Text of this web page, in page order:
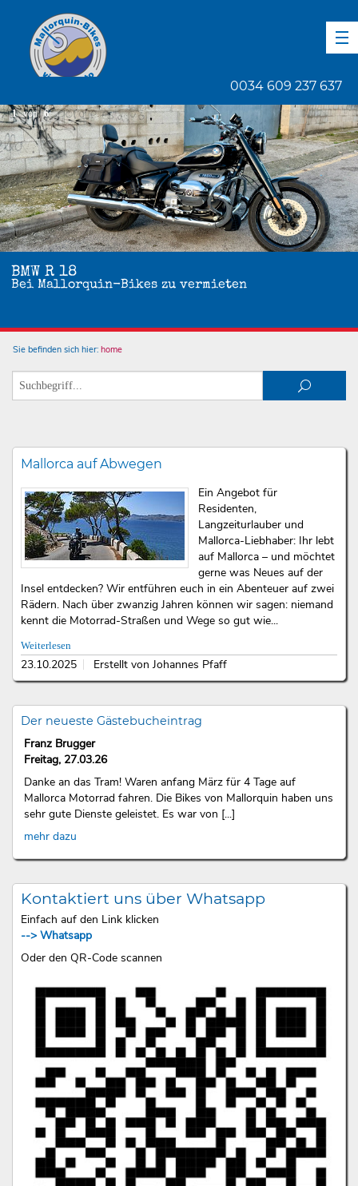
0034 609 237 637
BMW R 18
Bei Mallorquin-Bikes zu vermieten
1 von 6
Sie befinden sich hier: home
Mallorca auf Abwegen
Ein Angebot für
Residenten,
Langzeiturlauber und
Mallorca-Liebhaber: Ihr lebt
auf Mallorca – und möchtet
gerne was Neues auf der
Insel entdecken? Wir entführen euch in ein Abenteuer auf zwei
Rädern. Nach über zwanzig Jahren können wir sagen: niemand
kennt die Motorrad-Straßen und Wege so gut wie...
Weiterlesen
23.10.2025 Erstellt von Johannes Pfaff
Der neueste Gästebucheintrag
Franz Brugger
Freitag, 27.03.26
Danke an das Tram! Waren anfang März für 4 Tage auf
Mallorca Motorrad fahren. Die Bikes von Mallorquin haben uns
sehr gute Dienste geleistet. Es war von [...]
mehr dazu
Kontaktiert uns über Whatsapp
Einfach auf den Link klicken
--> Whatsapp
Oder den QR-Code scannen